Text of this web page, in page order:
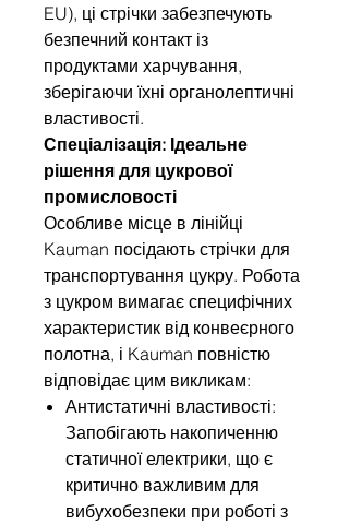
EU), ці стрічки забезпечують
безпечний контакт із
продуктами харчування,
зберігаючи їхні органолептичні
властивості.
Спеціалізація: Ідеальне
рішення для цукрової
промисловості
Особливе місце в лінійці
Kauman посідають стрічки для
транспортування цукру. Робота
з цукром вимагає специфічних
характеристик від конвеєрного
полотна, і Kauman повністю
відповідає цим викликам:
Антистатичні властивості:
Запобігають накопиченню
статичної електрики, що є
критично важливим для
вибухобезпеки при роботі з